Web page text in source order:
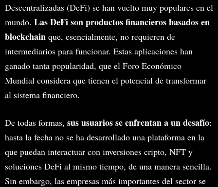
Descentralizadas (DeFi) se han vuelto muy populares en el
mundo. Las DeFi son productos financieros basados en
blockchain que, esencialmente, no requieren de
intermediarios para funcionar. Estas aplicaciones han
ganado tanta popularidad, que el Foro Económico
Mundial considera que tienen el potencial de transformar
al sistema financiero.
De todas formas, sus usuarios se enfrentan a un desafío:
hasta la fecha no se ha desarrollado una plataforma en la
que puedan interactuar con inversiones cripto, NFT y
soluciones DeFi al mismo tiempo, de una manera sencilla.
Sin embargo, las empresas más importantes del sector se